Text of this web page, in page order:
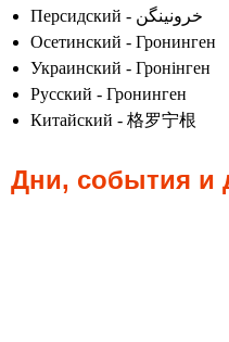
Персидский - خرونینگن
Осетинский - Гронинген
Украинский - Гронінген
Русский - Гронинген
Китайский - 格罗宁根
Дни, события и